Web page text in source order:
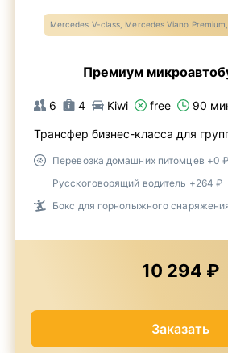
Mercedes V-class, Mercedes Viano
Премиум
6 4 Kiwi free 90
Трансфер бизнес-класса для
Перевозка домашних питомцев +0 ₽
Русскоговорящий водитель +264 ₽
Бокс для горнолыжного
10 294 ₽
Заказать